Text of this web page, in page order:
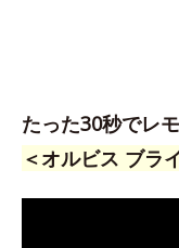
たった30秒でレ
＜オルビス ブラ